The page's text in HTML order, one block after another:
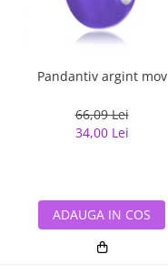
Pandantiv argint mov
66,09 Lei
34,00 Lei
ADAUGA IN COS